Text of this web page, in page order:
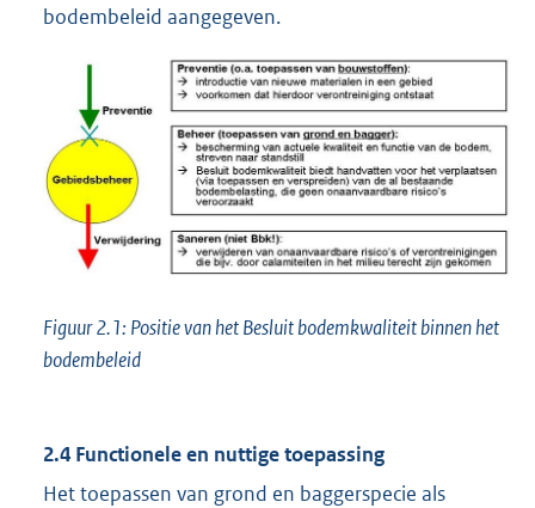
bodembeleid aangegeven.
Figuur 2.1: Positie van het Besluit bodemkwaliteit binnen het
bodembeleid
2.4 Functionele en nuttige toepassing
Het toepassen van grond en baggerspecie als